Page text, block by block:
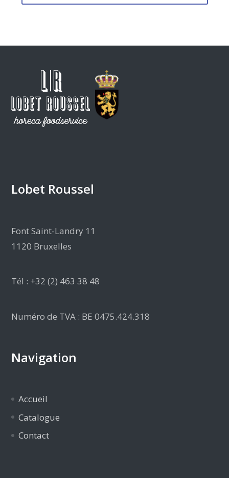
Lobet Roussel
Font Saint-Landry 11
1120 Bruxelles
Tél : +32 (2) 463 38 48
Numéro de TVA : BE 0475.424.318
Navigation
Accueil
Catalogue
Contact